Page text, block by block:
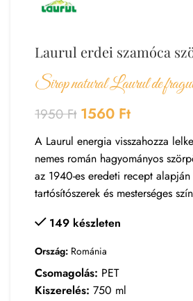
Laurul erdei szamóca
Sirop natural Laurul de
1950Ft 1560 Ft
A Laurul energia visszahozza
nemes román hagyományos
az 1940-es eredeti recept alapján
tartósítószerek és mesterséges
149 készleten
Ország: Románia
Csomagolás: PET
Kiszerelés: 750 ml